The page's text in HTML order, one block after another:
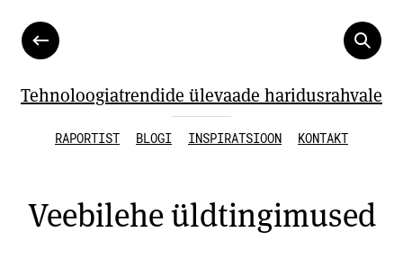
Tehnoloogiatrendide ülevaade haridusrahvale
RAPORTIST BLOGI INSPIRATSIOON KONTAKT
Veebilehe üldtingimused